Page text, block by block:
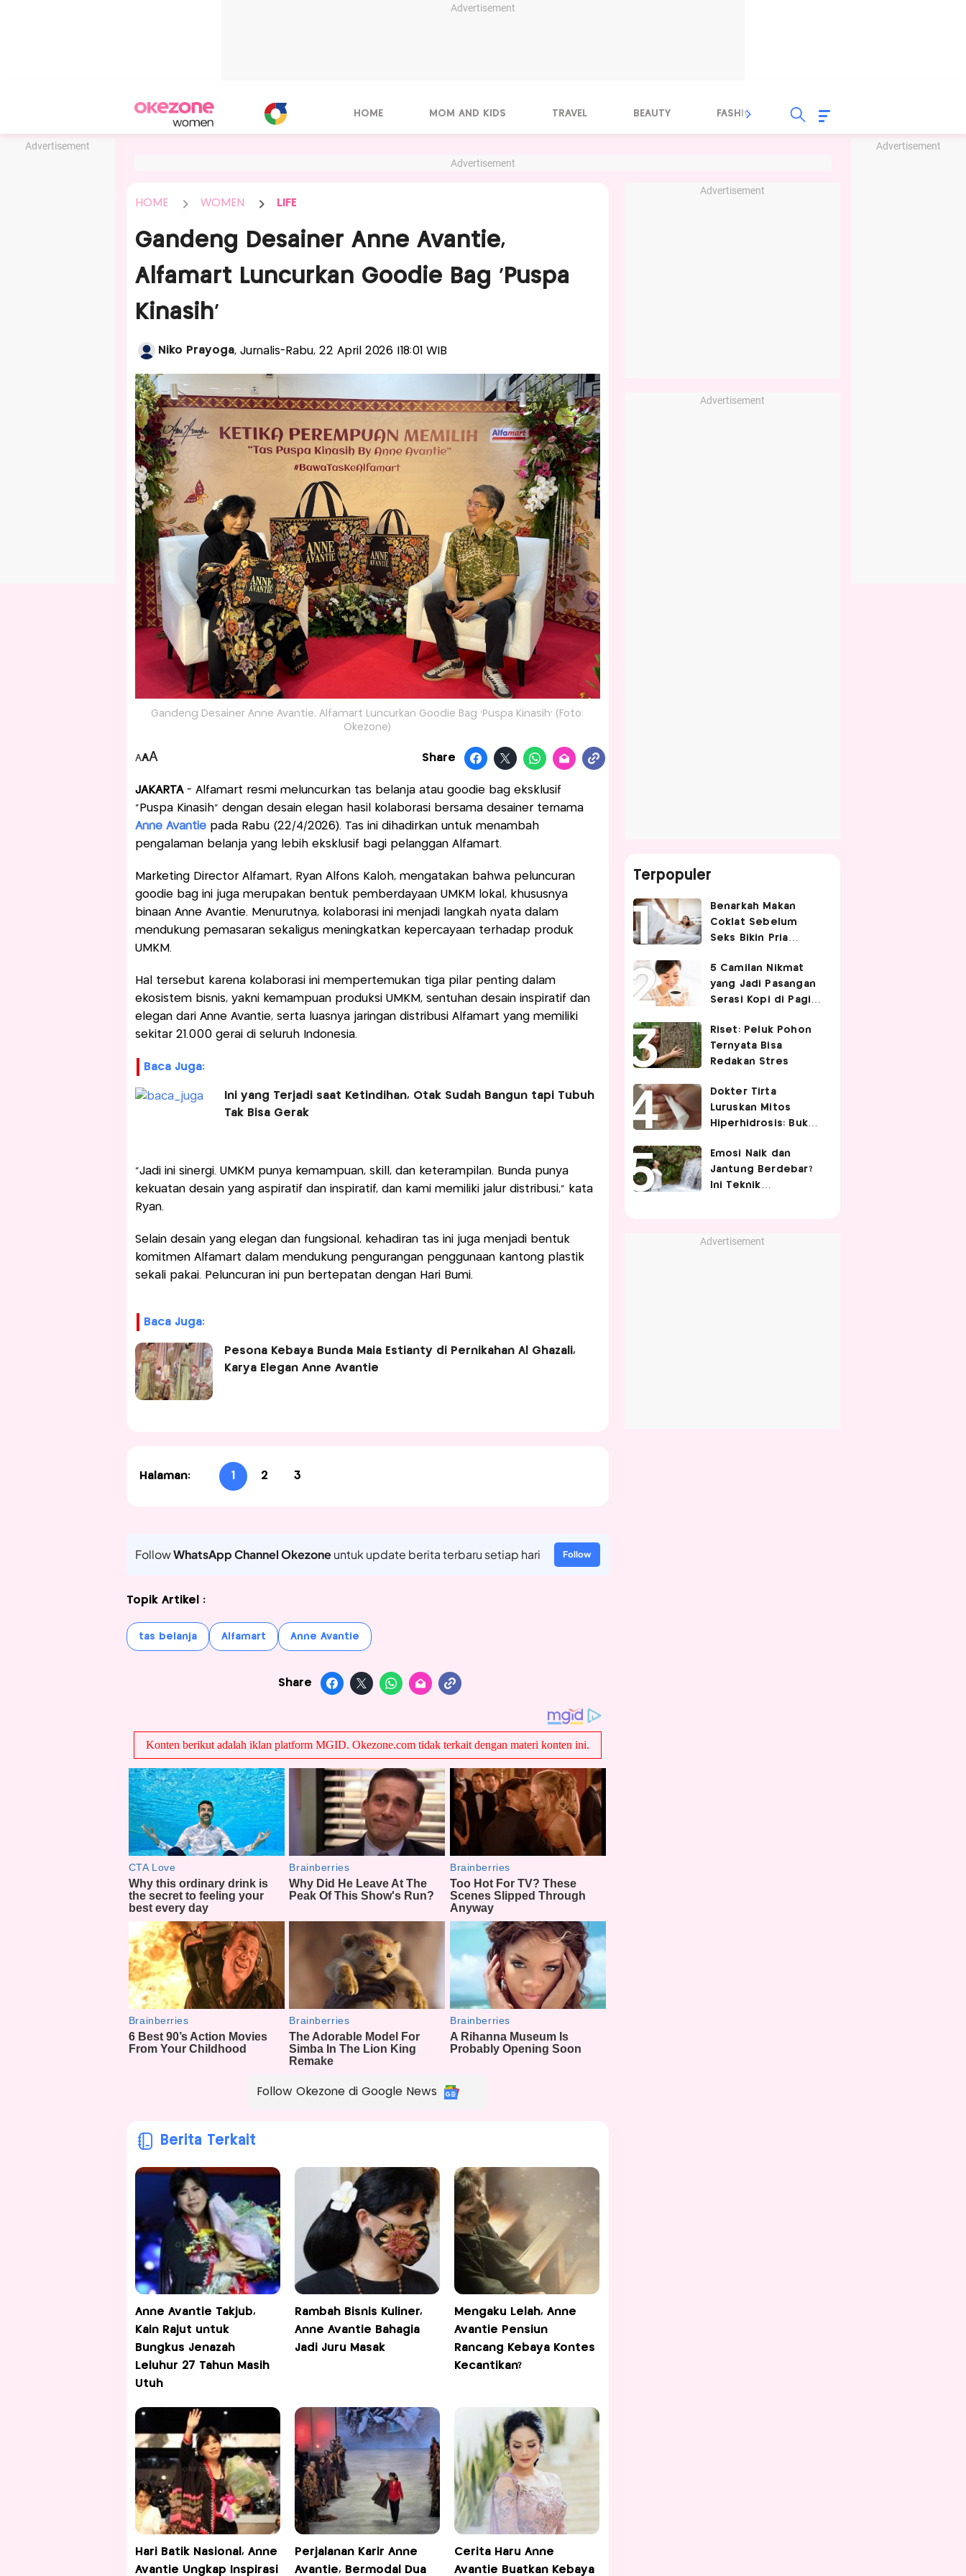
Advertisement
Advertisement Advertisement
HOME MOM AND KIDS TRAVEL BEAUTY FASHION FOOD
Advertisement
HOME WOMEN LIFE
Gandeng Desainer Anne Avantie,
Alfamart Luncurkan Goodie Bag 'Puspa
Kinasih'
Niko Prayoga, Jurnalis-Rabu, 22 April 2026 |18:01 WIB
Gandeng Desainer Anne Avantie, Alfamart Luncurkan Goodie Bag 'Puspa Kinasih' (Foto:
Okezone)
AAA Share
JAKARTA - Alfamart resmi meluncurkan tas belanja atau goodie bag eksklusif
“Puspa Kinasih” dengan desain elegan hasil kolaborasi bersama desainer ternama
Anne Avantiepada Rabu (22/4/2026). Tas ini dihadirkan untuk menambah
pengalaman belanja yang lebih eksklusif bagi pelanggan Alfamart.
Marketing Director Alfamart, Ryan Alfons Kaloh, mengatakan bahwa peluncuran
goodie bag ini juga merupakan bentuk pemberdayaan UMKM lokal, khususnya
binaan Anne Avantie. Menurutnya, kolaborasi ini menjadi langkah nyata dalam
mendukung pemasaran sekaligus meningkatkan kepercayaan terhadap produk
UMKM.
Hal tersebut karena kolaborasi ini mempertemukan tiga pilar penting dalam
ekosistem bisnis, yakni kemampuan produksi UMKM, sentuhan desain inspiratif dan
elegan dari Anne Avantie, serta luasnya jaringan distribusi Alfamart yang memiliki
sekitar 21.000 gerai di seluruh Indonesia.
Baca Juga:
Ini yang Terjadi saat Ketindihan, Otak Sudah Bangun tapi Tubuh
Tak Bisa Gerak
“Jadi ini sinergi. UMKM punya kemampuan, skill, dan keterampilan. Bunda punya
kekuatan desain yang aspiratif dan inspiratif, dan kami memiliki jalur distribusi,” kata
Ryan.
Selain desain yang elegan dan fungsional, kehadiran tas ini juga menjadi bentuk
komitmen Alfamart dalam mendukung pengurangan penggunaan kantong plastik
sekali pakai. Peluncuran ini pun bertepatan dengan Hari Bumi.
Baca Juga:
Pesona Kebaya Bunda Maia Estianty di Pernikahan Al Ghazali,
Karya Elegan Anne Avantie
Halaman: 1 2 3
FollowWhatsApp Channel Okezoneuntuk update berita terbaru setiap hari Follow
Topik Artikel :
tas belanja Alfamart Anne Avantie
Share
Follow Okezone di Google News
Berita Terkait
Anne Avantie Takjub,
Kain Rajut untuk
Bungkus Jenazah
Leluhur 27 Tahun Masih
Utuh
Rambah Bisnis Kuliner,
Anne Avantie Bahagia
Jadi Juru Masak
Mengaku Lelah, Anne
Avantie Pensiun
Rancang Kebaya Kontes
Kecantikan?
Hari Batik Nasional, Anne
Avantie Ungkap Inspirasi
Perjalanan Karir Anne
Avantie, Bermodal Dua
Cerita Haru Anne
Avantie Buatkan Kebaya
Advertisement
Advertisement
Terpopuler
Benarkah Makan
Coklat Sebelum
Seks Bikin Pria
Cek 5 Faktanya
5 Camilan Nikmat
yang Jadi Pasangan
Serasi Kopi di Pagi
Riset: Peluk Pohon
Ternyata Bisa
Redakan Stres
Dokter Tirta
Luruskan Mitos
Hiperhidrosis: Bukan
Jantung, tapi Saraf
Simpatis Berlebihan
Emosi Naik dan
Jantung Berdebar?
Ini Teknik
Advertisement